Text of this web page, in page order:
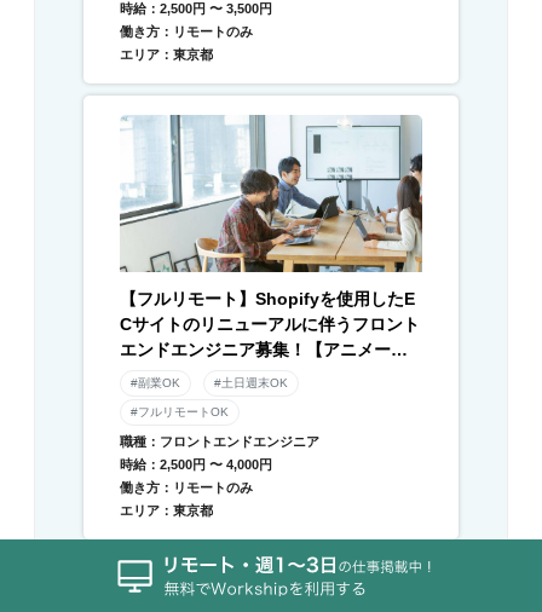
時給：2,500円 〜 3,500円
働き方：リモートのみ
エリア：東京都
【フルリモート】Shopifyを使用したE
Cサイトのリニューアルに伴うフロント
エンドエンジニア募集！【アニメーシ
ョン】
#副業OK #土日週末OK
#フルリモートOK
職種：フロントエンドエンジニア
時給：2,500円 〜 4,000円
働き方：リモートのみ
エリア：東京都